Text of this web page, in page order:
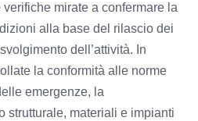
mirate a confermare la
alla base del rilascio dei
dell’attività. In
la conformità alle norme
emergenze, la
strutturale, materiali e impianti